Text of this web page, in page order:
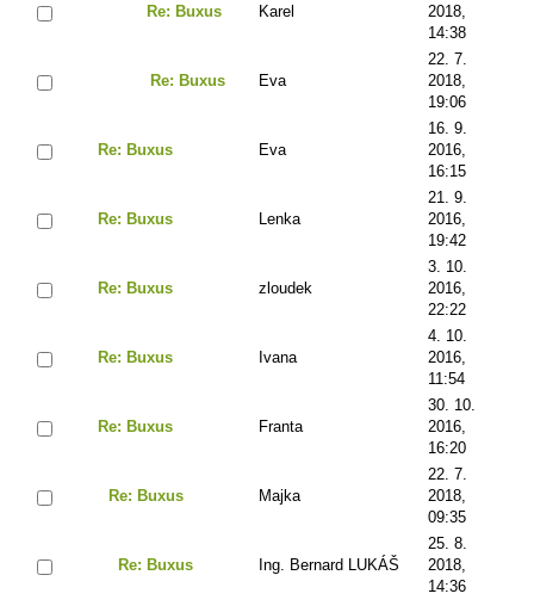
Re: Buxus Karel
2018,
14:38
Re: Buxus Eva
22. 7.
2018,
19:06
Re: Buxus Eva
16. 9.
2016,
16:15
Re: Buxus Lenka
21. 9.
2016,
19:42
Re: Buxus zloudek
3. 10.
2016,
22:22
Re: Buxus Ivana
4. 10.
2016,
11:54
Re: Buxus Franta
30. 10.
2016,
16:20
Re: Buxus Majka
22. 7.
2018,
09:35
Re: Buxus Ing. Bernard LUKÁŠ
25. 8.
2018,
14:36